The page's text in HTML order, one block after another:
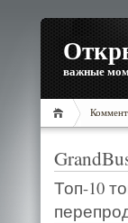
важные
Топ-10